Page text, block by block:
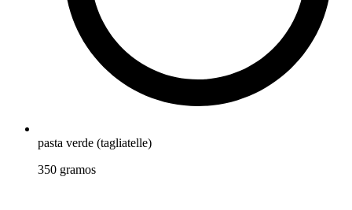
pasta verde (tagliatelle)
350 gramos